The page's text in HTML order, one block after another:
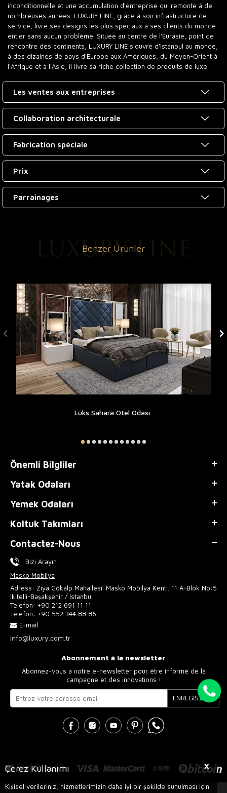
X
Çerez Kullanımı
Kişisel verileriniz, hizmetlerimizin daha iyi bir şekilde sunulması için
inconditionnelle et une accumulation d'entreprise qui remonte à de
nombreuses années. LUXURY LINE, grâce à son infrastructure de
service, livre ses designs les plus spéciaux à ses clients du monde
entier sans aucun problème. Située au centre de l'Eurasie, point de
rencontre des continents, LUXURY LINE s'ouvre d'Istanbul au monde,
à des dizaines de pays d'Europe aux Amériques, du Moyen-Orient à
l'Afrique et à l'Asie, il livre sa riche collection de produits de luxe.
Les ventes aux entreprises
Collaboration architecturale
Fabrication spéciale
Prix
Parrainages
Benzer Ürünler
Lüks Sahara Otel Odası
Önemli Bilgliler
Yatak Odaları
Yemek Odaları
Koltuk Takımları
Contactez-Nous
Bizi Arayın
Masko Mobilya
Adress: Ziya Gökalp Mahallesi. Masko Mobilya Kenti. 11 A-Blok No:5
İkitelli-Başakşehir / İstanbul
Telefon: +90 212 691 11 11
Telefon: +90 552 344 88 86
E-mail
info@luxury.com.tr
Abonnement à la newsletter
Abonnez-vous à notre e-newsletter pour être informé de la
campagne et des innovations !
ENREGISTRER